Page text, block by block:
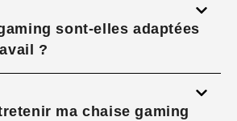
sont-elles adaptées
?
ma chaise gaming